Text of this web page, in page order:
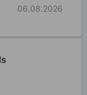
06.08.2026